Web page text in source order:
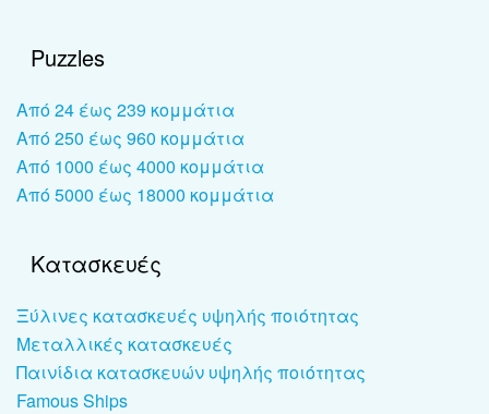
Puzzles
Από 24 έως 239 κομμάτια
Από 250 έως 960 κομμάτια
Από 1000 έως 4000 κομμάτια
Από 5000 έως 18000 κομμάτια
Κατασκευές
Ξύλινες κατασκευές υψηλής ποιότητας
Μεταλλικές κατασκευές
Παινίδια κατασκευών υψηλής ποιότητας
Famous Ships